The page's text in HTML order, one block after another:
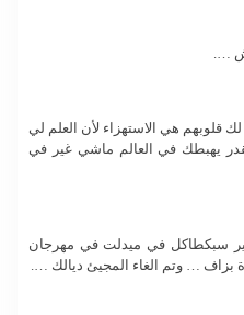
….
قلوبهم هي الاستهزاء لأن العلم لي
يهبطك في العالم ماشي غير في
سبكطاكل في ميدلت في مهرجان
بزاف … وتم الغاء المجيئ ديالك ….